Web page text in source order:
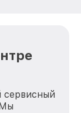
сервисный